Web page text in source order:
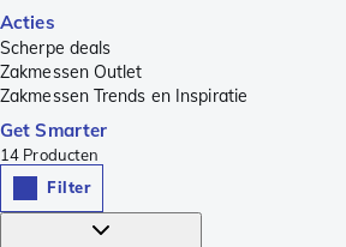
Acties
Scherpe deals
Zakmessen Outlet
Zakmessen Trends en Inspiratie
Get Smarter
14 Producten
Filter